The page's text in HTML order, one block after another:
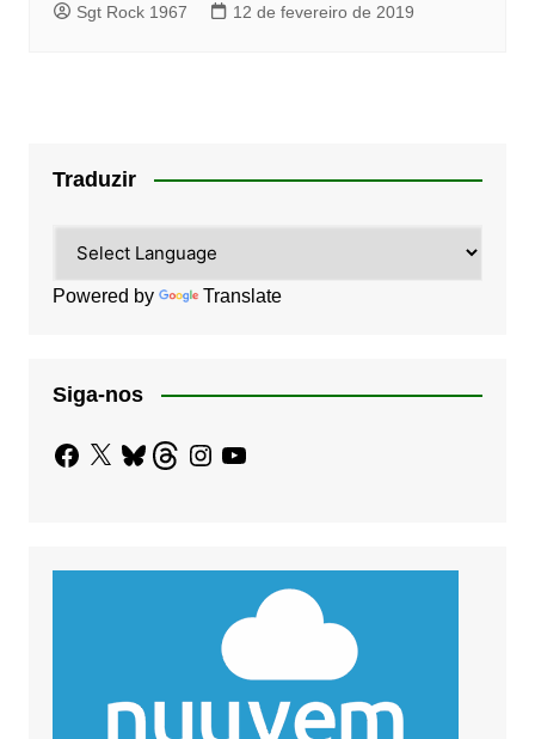
Sgt Rock 1967 12 de fevereiro de 2019
Traduzir
Powered by Translate
Siga-nos
Facebook
X BlueskyThreadsInstagram
YouTube